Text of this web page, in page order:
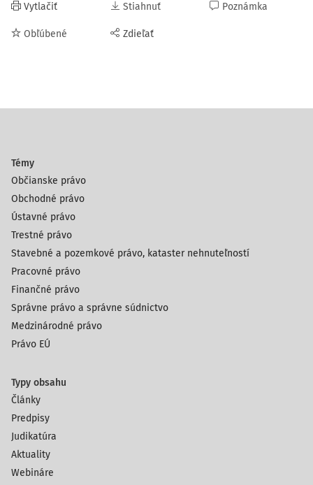
Vytlačiť
Obľúbené
Stiahnuť
Zdieľať
Poznámka
Témy
Občianske právo
Obchodné právo
Ústavné právo
Trestné právo
Stavebné a pozemkové právo, kataster nehnuteľností
Pracovné právo
Finančné právo
Správne právo a správne súdnictvo
Medzinárodné právo
Právo EÚ
Typy obsahu
Články
Predpisy
Judikatúra
Aktuality
Webináre